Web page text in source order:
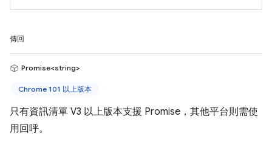
傳回
Promise<string>
Chrome 101 以上版本
只有資訊清單 V3 以上版本支援 Promise，其他平台則需使
用回呼。